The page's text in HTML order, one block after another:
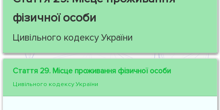
фізичної особи
Цивільного кодексу України
Стаття 29. Місце проживання фізичної особи
Цивільного кодексу України